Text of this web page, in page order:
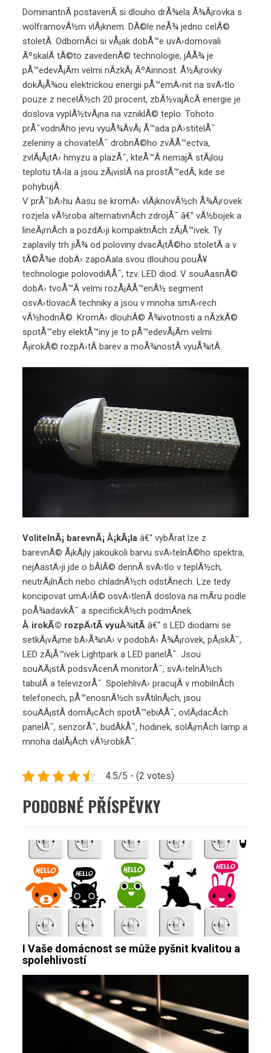
DominantnÃ­ postavenÃ­ si dlouho drÅ¾ela Å¾Ã¡rovka s
wolframovÃ½m vlÃ¡knem. DÃ©le neÅ¾ jedno celÃ©
stoletÃ­. OdbornÃ­ci si vÅ¡ak dobÅ™e uvÄ›domovali
ÃºskalÃ­ tÃ©to zavedenÃ© technologie, jÃ­Å¾ je
pÅ™edevÅ¡Ã­m velmi nÃ­zkÃ¡ ÃºÄinnost. Å½Ã¡rovky
dokÃ¡Å¾ou elektrickou energii pÅ™emÄ›nit na svÄ›tlo
pouze z necelÃ½ch 20 procent, zbÃ½vajÃ­cÃ­ energie je
doslova vyplÃ½tvÃ¡na na vzniklÃ© teplo. Tohoto
prÅ¯vodnÃ­ho jevu vyuÅ¾Ã­vÃ¡ Å™ada pÄ›stitelÅ¯
zeleniny a chovatelÅ¯ drobnÃ©ho zvÃ­Å™ectva,
zvlÃ¡Å¡tÄ› hmyzu a plazÅ¯, kteÅ™Ã­ nemajÃ­ stÃ¡lou
teplotu tÄ›la a jsou zÃ¡vislÃ­ na prostÅ™edÃ­, kde se
pohybujÃ­.
V prÅ¯bÄ›hu Äasu se kromÄ› vlÃ¡knovÃ½ch Å¾Ã¡rovek
rozjela vÃ½roba alternativnÃ­ch zdrojÅ¯ â€“ vÃ½bojek a
lineÃ¡rnÃ­ch a pozdÄ›ji kompaktnÃ­ch zÃ¡Å™ivek. Ty
zaplavily trh jiÅ¾ od poloviny dvacÃ¡tÃ©ho stoletÃ­ a v
tÃ©Å¾e dobÄ› zapoÄala svou dlouhou pouÅ¥
technologie polovodiÄÅ¯, tzv. LED diod. V souÄasnÃ©
dobÄ› tvoÅ™Ã­ velmi rozÅ¡Ã­Å™enÃ½ segment
osvÄ›tlovacÃ­ techniky a jsou v mnoha smÄ›rech
vÃ½hodnÃ©. KromÄ› dlouhÃ© Å¾ivotnosti a nÃ­zkÃ©
spotÅ™eby elektÅ™iny je to pÅ™edevÅ¡Ã­m velmi
Å¡irokÃ© rozpÄ›tÃ­ barev a moÅ¾nostÃ­ vyuÅ¾itÃ­.
VolitelnÃ¡ barevnÃ¡ Å¡kÃ¡la â€“ vybÃ­rat lze z
barevnÃ© Å¡kÃ¡ly jakoukoli barvu svÄ›telnÃ©ho spektra,
nejÄastÄ›ji jde o bÃ­lÃ© dennÃ­ svÄ›tlo v teplÃ½ch,
neutrÃ¡lnÃ­ch nebo chladnÃ½ch odstÃ­nech. Lze tedy
koncipovat umÄ›lÃ© osvÄ›tlenÃ­ doslova na mÃ­ru podle
poÅ¾adavkÅ¯ a specifickÃ½ch podmÃ­nek.
Å irokÃ© rozpÄ›tÃ­ vyuÅ¾itÃ­ â€“ s LED diodami se
setkÃ¡vÃ¡me bÄ›Å¾nÄ› v podobÄ› Å¾Ã¡rovek, pÃ¡skÅ¯,
LED zÃ¡Å™ivek Lightpark a LED panelÅ¯. Jsou
souÄÃ¡stÃ­ podsvÃ­cenÃ­ monitorÅ¯, svÄ›telnÃ½ch
tabulÃ­ a televizorÅ¯. SpolehlivÄ› pracujÃ­ v mobilnÃ­ch
telefonech, pÅ™enosnÃ½ch svÃ­tilnÃ¡ch, jsou
souÄÃ¡stÃ­ domÃ¡cÃ­ch spotÅ™ebiÄÅ¯, ovlÃ¡dacÃ­ch
panelÅ¯, senzorÅ¯, budÃ­kÅ¯, hodinek, solÃ¡rnÃ­ch lamp a
mnoha dalÅ¡Ã­ch vÃ½robkÅ¯.
4.5/5 - (2 votes)
PODOBNÉ PŘÍSPĚVKY
I Vaše domácnost se může pyšnit kvalitou a
spolehlivostí